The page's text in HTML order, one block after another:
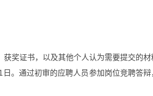
奖证书，以及其他个人认为需要提交的材
。通过初审的应聘人员参加岗位竞聘答